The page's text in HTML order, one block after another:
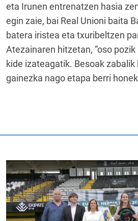
eta Irunen entrenatzen hasia
egin zaie, bai Real Unioni baita
batera iristea eta txuribeltzen
Atezainaren hitzetan, “oso
kide izateagatik. Besoak
gainezka nago etapa berri